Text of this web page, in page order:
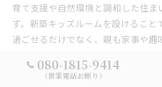
育て支援や自然環境と調和した住ま
す。新築キッズルームを設けること
過ごせるだけでなく、親も家事や
快適な子育てライフを実現するには
080-1815-9414
（営業電話お断り）